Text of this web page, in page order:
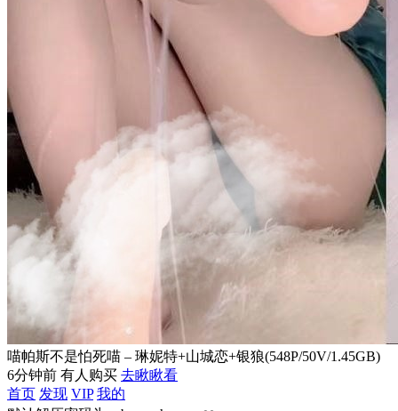
喵帕斯不是怕死喵 – 琳妮特+山城恋+银狼(548P/50V/1.45GB)
6分钟前 有人购买 去瞅瞅看
首页 发现 VIP 我的